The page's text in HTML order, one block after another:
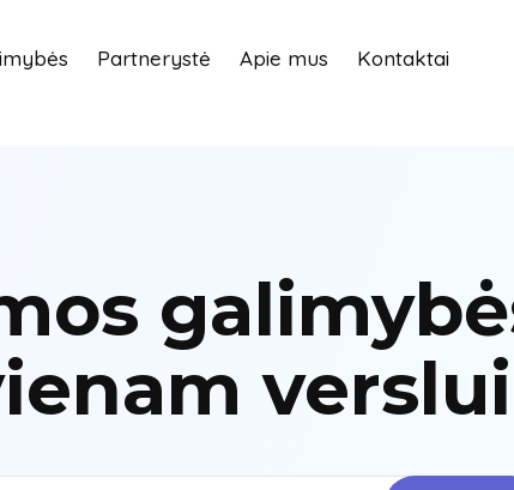
Partnerystė Apie mus Kontaktai
verslui